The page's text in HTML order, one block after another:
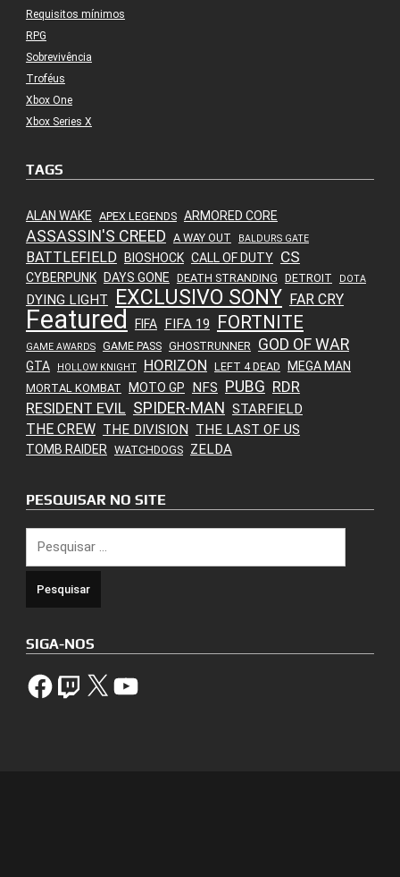
Requisitos mínimos
RPG
Sobrevivência
Troféus
Xbox One
Xbox Series X
TAGS
ALAN WAKE APEX LEGENDS ARMORED CORE
ASSASSIN'S CREED A WAY OUT BALDURS GATE
BATTLEFIELD BIOSHOCK CALL OF DUTY CS
CYBERPUNK DAYS GONE DEATH STRANDING DETROIT DOTA
DYING LIGHT EXCLUSIVO SONY FAR CRY
Featured FIFA FIFA 19 FORTNITE
GAME AWARDS GAME PASS GHOSTRUNNER GOD OF WAR
GTA HOLLOW KNIGHT HORIZON LEFT 4 DEAD MEGA MAN
MORTAL KOMBAT MOTO GP NFS PUBG RDR
RESIDENT EVIL SPIDER-MAN STARFIELD
THE CREW THE DIVISION THE LAST OF US
TOMB RAIDER WATCHDOGS ZELDA
PESQUISAR NO SITE
por:
SIGA-NOS
FacebookTwitch X YouTube